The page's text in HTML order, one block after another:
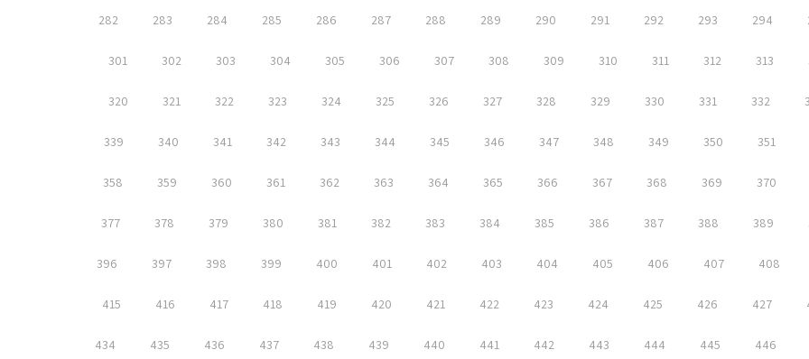
282 283 284 285 286 287 288 289 290 291 292 293 294
301 302 303 304 305 306 307 308 309 310 311 312 313
320 321 322 323 324 325 326 327 328 329 330 331 332
339 340 341 342 343 344 345 346 347 348 349 350 351
358 359 360 361 362 363 364 365 366 367 368 369 370
377 378 379 380 381 382 383 384 385 386 387 388 389
396 397 398 399 400 401 402 403 404 405 406 407 408
415 416 417 418 419 420 421 422 423 424 425 426 427
434 435 436 437 438 439 440 441 442 443 444 445 446